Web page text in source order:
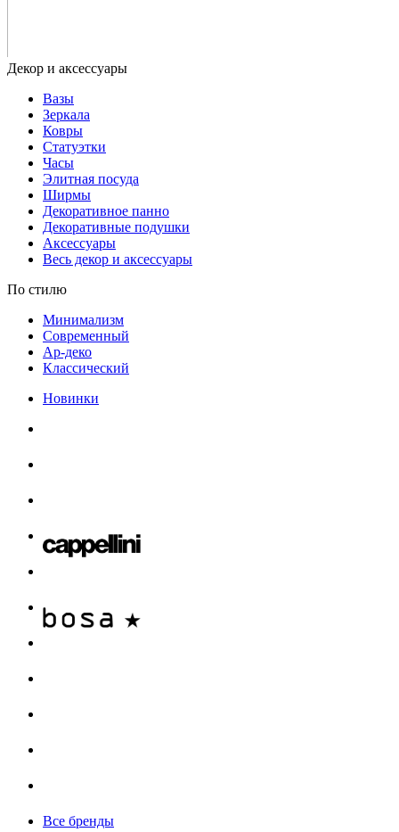
Вазы
Зеркала
Ковры
Статуэтки
Часы
Элитная посуда
Ширмы
Декоративное панно
Декоративные подушки
Аксессуары